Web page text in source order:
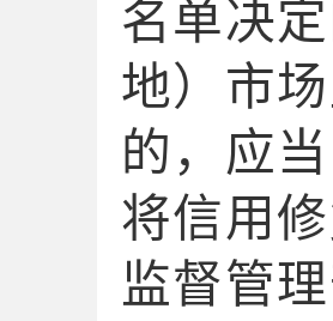
名单决
地）市
的，应
将信用
监督管